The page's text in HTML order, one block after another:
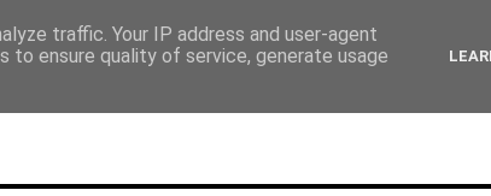
traffic. Your IP address and user-agent
to ensure quality of service, generate usage